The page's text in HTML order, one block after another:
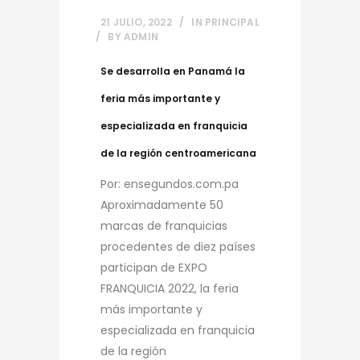
21 JULIO, 2022 IN PRINCIPAL
BY ADMIN
Se desarrolla en Panamá la
feria más importante y
especializada en franquicia
de la región centroamericana
Por: ensegundos.com.pa
Aproximadamente 50
marcas de franquicias
procedentes de diez países
participan de EXPO
FRANQUICIA 2022, la feria
más importante y
especializada en franquicia
de la región